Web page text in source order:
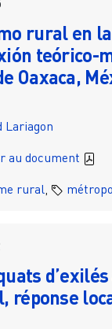
rural en
teórico-
Oaxaca,
Lariagon
au document
rural
réponse